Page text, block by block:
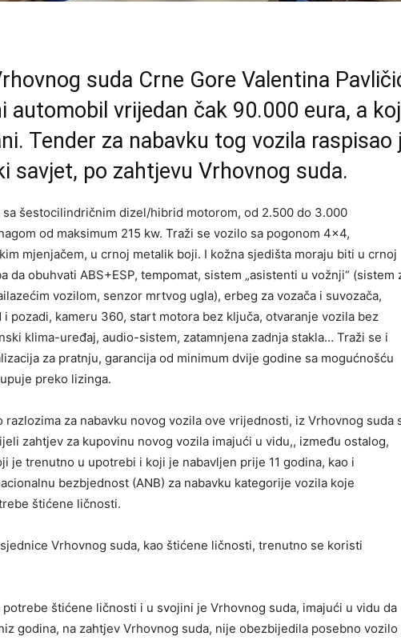
suda Crne Gore Valentina
automobil vrijedan čak 90.000 eura, a
Tender za nabavku tog vozila raspisao
savjet, po zahtjevu Vrhovnog suda.
šestocilindričnim dizel/hibrid motorom, od 2.500 do 3.000
od maksimum 215 kw. Traži se vozilo sa pogonom 4×4,
mjenjačem, u crnoj metalik boji. I kožna sjedišta moraju biti u crnoj
da obuhvati ABS+ESP, tempomat, sistem „asistenti u vožnji“ (sistem
vozilom, senzor mrtvog ugla), erbeg za vozača i suvozača,
pozadi, kameru 360, start motora bez ključa, otvaranje vozila bez
klima-uređaj, audio-sistem, zatamnjena zadnja stakla… Traži se i
za pratnju, garancija od minimum dvije godine sa mogućnošću
preko lizinga.
razlozima za nabavku novog vozila ove vrijednosti, iz Vrhovnog suda
zahtjev za kupovinu novog vozila imajući u vidu,, između ostalog,
je trenutno u upotrebi i koji je nabavljen prije 11 godina, kao i
bezbjednost (ANB) za nabavku kategorije vozila koje
štićene ličnosti.
Vrhovnog suda, kao štićene ličnosti, trenutno se koristi
štićene ličnosti i u svojini je Vrhovnog suda, imajući u vidu da
godina, na zahtjev Vrhovnog suda, nije obezbijedila posebno vozilo